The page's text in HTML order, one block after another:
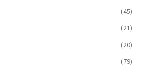
(45)
(21)
(20)
(79)